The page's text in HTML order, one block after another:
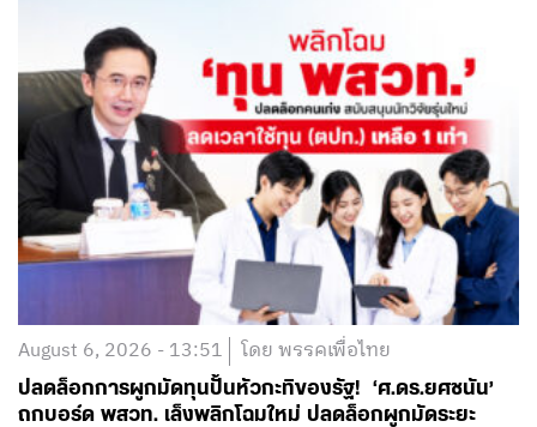
August 6, 2026 - 13:51 โดย พรรคเพื่อไทย
ปลดล็อกการผูกมัดทุนปั้นหัวกะทิของรัฐ! ‘ศ.ดร.ยศชนัน’
ถกบอร์ด พสวท. เล็งพลิกโฉมใหม่ ปลดล็อกผูกมัดระยะ